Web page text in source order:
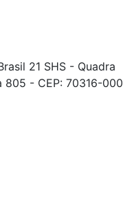
21 SHS - Quadra
805 - CEP: 70316-000